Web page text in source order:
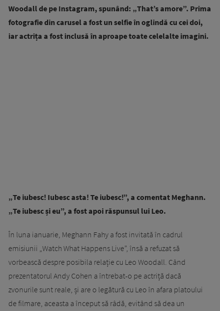
Woodall de pe Instagram, spunând: „That’s amore”. Prima
fotografie din carusel a fost un selfie în oglindă cu cei doi,
iar actrița a fost inclusă în aproape toate celelalte imagini.
„Te iubesc! Iubesc asta! Te iubesc!”, a comentat Meghann.
„Te iubesc și eu”, a fost apoi răspunsul lui Leo.
În luna ianuarie, Meghann Fahy a fost invitată în cadrul
emisiunii „Watch What Happens Live”, însă a refuzat să
vorbească despre posibila relație cu Leo Woodall. Când
prezentatorul Andy Cohen a întrebat-o pe actriță dacă
zvonurile sunt reale, și are o legătură cu Leo în afara platoului
de filmare, aceasta a început să râdă, evitând să dea un